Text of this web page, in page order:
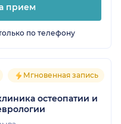
прием
по телефону
Мгновенная запись
остеопатии и